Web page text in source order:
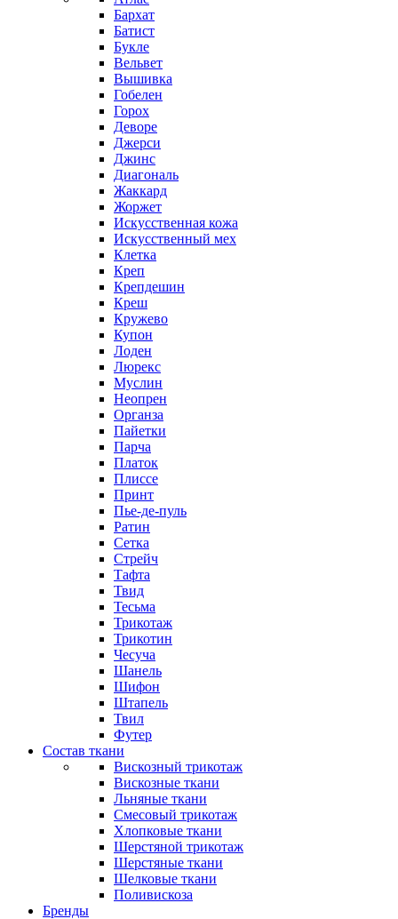
Бархат
Батист
Букле
Вельвет
Вышивка
Гобелен
Горох
Деворе
Джерси
Джинс
Диагональ
Жаккард
Жоржет
Искусственная кожа
Искусственный мех
Клетка
Креп
Крепдешин
Креш
Кружево
Купон
Лоден
Люрекс
Муслин
Неопрен
Органза
Пайетки
Парча
Платок
Плиссе
Принт
Пье-де-пуль
Ратин
Сетка
Стрейч
Тафта
Твид
Тесьма
Трикотаж
Трикотин
Чесуча
Шанель
Шифон
Штапель
Твил
Футер
Состав ткани
Вискозный трикотаж
Вискозные ткани
Льняные ткани
Смесовый трикотаж
Хлопковые ткани
Шерстяной трикотаж
Шерстяные ткани
Шелковые ткани
Поливискоза
Бренды